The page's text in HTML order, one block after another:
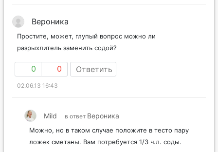
Вероника
Простите, может, глупый вопрос можно ли
разрыхлитель заменить содой?
0 0 Ответить
02.06.13 16:43
Mild в ответ Вероника
Можно, но в таком случае положите в тесто пару
ложек сметаны. Вам потребуется 1/3 ч.л. соды.